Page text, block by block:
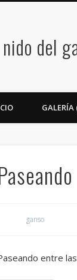
del
GALERÍA
ganso
entre